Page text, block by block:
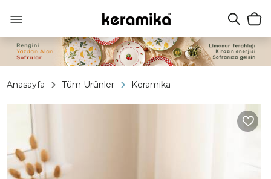
Anasayfa Tüm Ürünler Keramika